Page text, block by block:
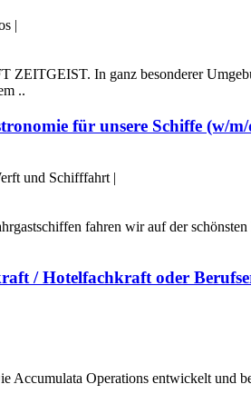
|
In ganz besonderer
..
für unsere Schiffe (w/
und Schifffahrt |
fahren wir auf der
/ Hotelfachkraft oder
Accumulata Operations entwickelt und